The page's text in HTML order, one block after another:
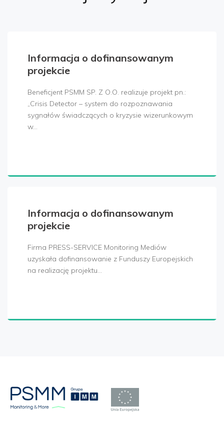
Informacja o dofinansowanym
projekcie
Beneficjent PSMM SP. Z O.O. realizuje projekt pn.:
„Crisis Detector – system do rozpoznawania
sygnałów świadczących o kryzysie wizerunkowym
w…
Informacja o dofinansowanym
projekcie
Firma PRESS-SERVICE Monitoring Mediów
uzyskała dofinansowanie z Funduszy Europejskich
na realizację projektu…